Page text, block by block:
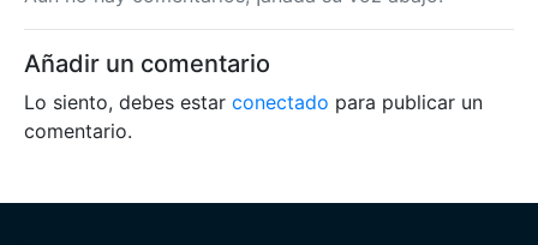
Añadir un comentario
Lo siento, debes estar conectado para publicar un
comentario.